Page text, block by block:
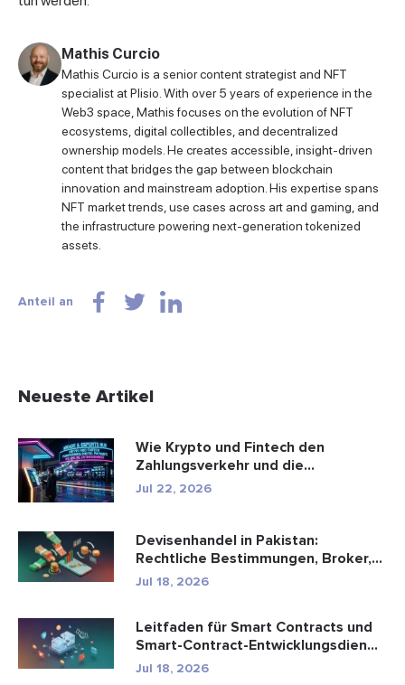
Mathis Curcio
Mathis Curcio is a senior content strategist and NFT
specialist at Plisio. With over 5 years of experience in the
Web3 space, Mathis focuses on the evolution of NFT
ecosystems, digital collectibles, and decentralized
ownership models. He creates accessible, insight-driven
content that bridges the gap between blockchain
innovation and mainstream adoption. His expertise spans
NFT market trends, use cases across art and gaming, and
the infrastructure powering next-generation tokenized
assets.
Anteil an
Neueste Artikel
Wie Krypto und Fintech den
Zahlungsverkehr und die
Unterhaltungsbr...
Jul 22, 2026
Devisenhandel in Pakistan:
Rechtliche Bestimmungen, Broker,
Handel...
Jul 18, 2026
Leitfaden für Smart Contracts und
Smart-Contract-Entwicklungsdien...
Jul 18, 2026